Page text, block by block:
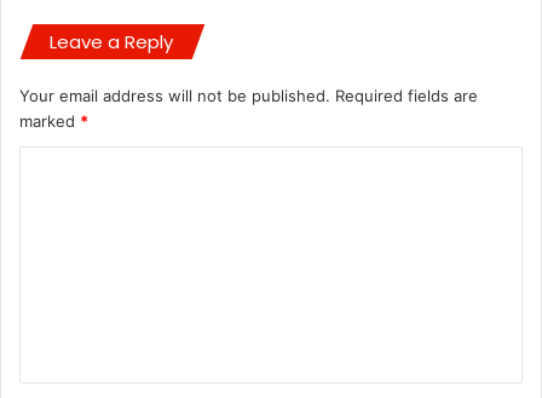
Leave a Reply
Your email address will not be published. Required fields are
marked *
t